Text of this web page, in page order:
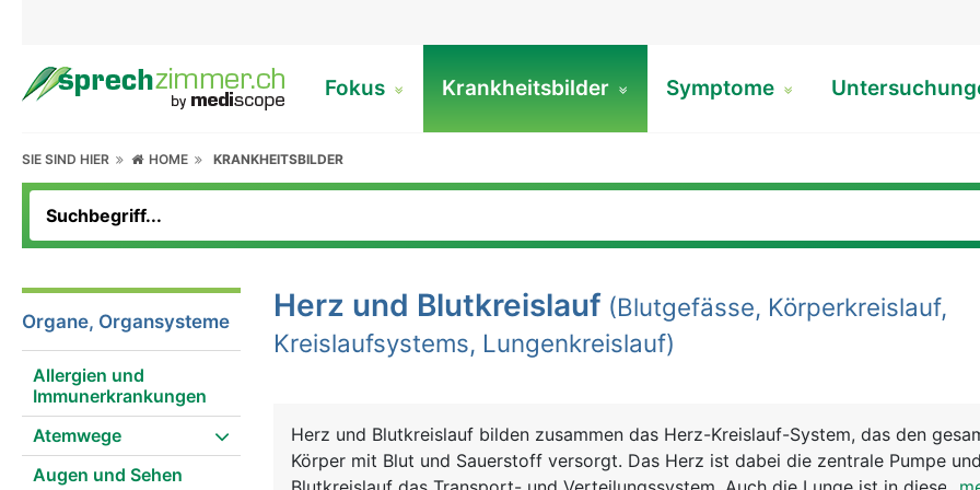
Fokus Krankheitsbilder Symptome
SIE SIND HIER HOME KRANKHEITSBILDER
Organe, Organsysteme
Allergien und
Immunerkrankungen
Atemwege
Augen und Sehen
Herz und Blutkreislauf (Blutgefässe, Körperkreislauf,
Kreislaufsystems, Lungenkreislauf)
Herz und Blutkreislauf bilden zusammen das Herz-Kreislauf-System, das den
Körper mit Blut und Sauerstoff versorgt. Das Herz ist dabei die zentrale Pumpe